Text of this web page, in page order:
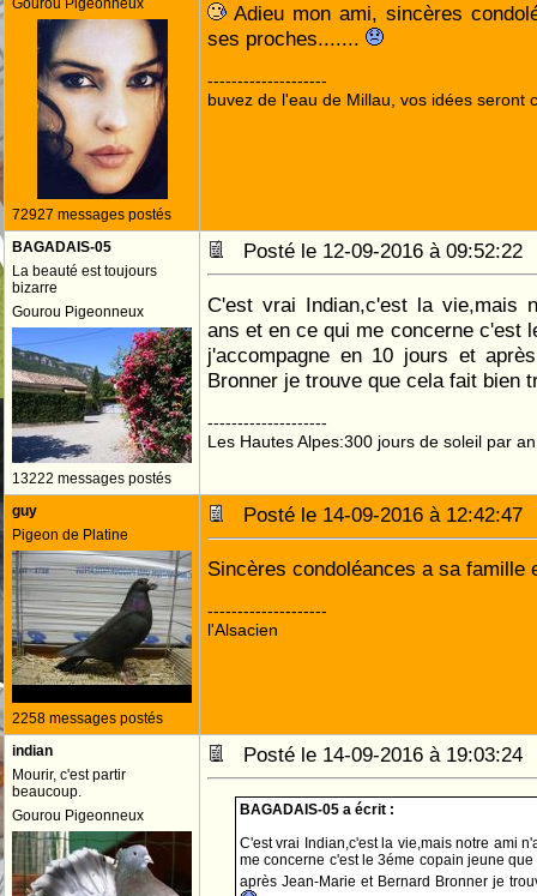
Gourou Pigeonneux
72927 messages postés
Adieu mon ami, sincères
ses proches.......
--------------------
buvez de l'eau de Millau, vos idées seront
BAGADAIS-05
La beauté est toujours
bizarre
Gourou Pigeonneux
13222 messages postés
Posté le 12-09-2016 à
C'est vrai Indian,c'est la vie,mais
ans et en ce qui me concerne c'est
j'accompagne en 10 jours et
Bronner je trouve que cela fait bien
--------------------
Les Hautes Alpes:300 jours de soleil par an
guy
Pigeon de Platine
2258 messages postés
Posté le 14-09-2016 à
Sincères condoléances a sa famille
--------------------
l'Alsacien
indian
Mourir, c'est partir
beaucoup.
Gourou Pigeonneux
Posté le 14-09-2016 à
BAGADAIS-05 a écrit :
C'est vrai Indian,c'est la vie,mais notre ami
me concerne c'est le 3éme copain jeune
après Jean-Marie et Bernard Bronner je